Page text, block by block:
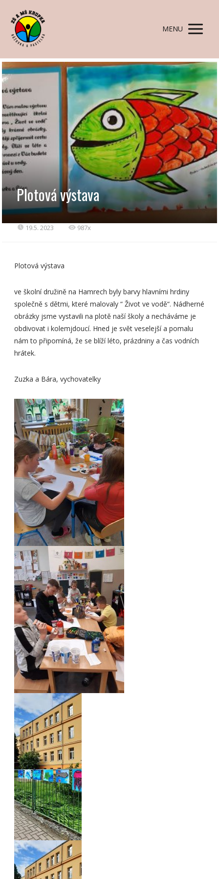
MENU
Plotová výstava
19.5. 2023 987x
Plotová výstava
ve školní družině na Hamrech byly barvy hlavními hrdiny
společně s dětmi, které malovaly “ Život ve vodě“. Nádherné
obrázky jsme vystavili na plotě naší školy a necháváme je
obdivovat i kolemjdoucí. Hned je svět veselejší a pomalu
nám to připomíná, že se blíží léto, prázdniny a čas vodních
hrátek.
Zuzka a Bára, vychovatelky